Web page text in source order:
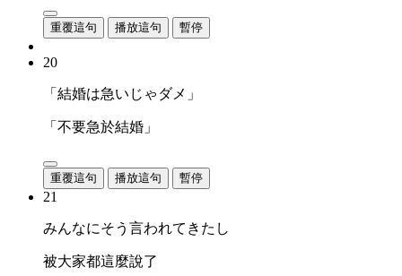
重覆這句 播放這句 暫停
20
「結婚は急いじゃダメ」
「不要急於結婚」
重覆這句 播放這句 暫停
21
みんなにそう言われてきたし
被大家都這麼說了